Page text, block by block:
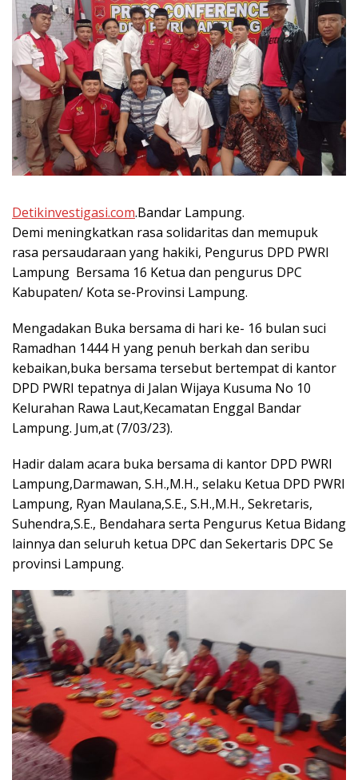
Detikinvestigasi.com.Bandar Lampung.
Demi meningkatkan rasa solidaritas dan memupuk
rasa persaudaraan yang hakiki, Pengurus DPD PWRI
Lampung Bersama 16 Ketua dan pengurus DPC
Kabupaten/ Kota se-Provinsi Lampung.
Mengadakan Buka bersama di hari ke- 16 bulan suci
Ramadhan 1444 H yang penuh berkah dan seribu
kebaikan,buka bersama tersebut bertempat di kantor
DPD PWRI tepatnya di Jalan Wijaya Kusuma No 10
Kelurahan Rawa Laut,Kecamatan Enggal Bandar
Lampung. Jum,at (7/03/23).
Hadir dalam acara buka bersama di kantor DPD PWRI
Lampung,Darmawan, S.H.,M.H., selaku Ketua DPD PWRI
Lampung, Ryan Maulana,S.E., S.H.,M.H., Sekretaris,
Suhendra,S.E., Bendahara serta Pengurus Ketua Bidang
lainnya dan seluruh ketua DPC dan Sekertaris DPC Se
provinsi Lampung.